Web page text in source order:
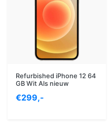
Refurbished iPhone 12 64
GB Wit Als nieuw
€299,-